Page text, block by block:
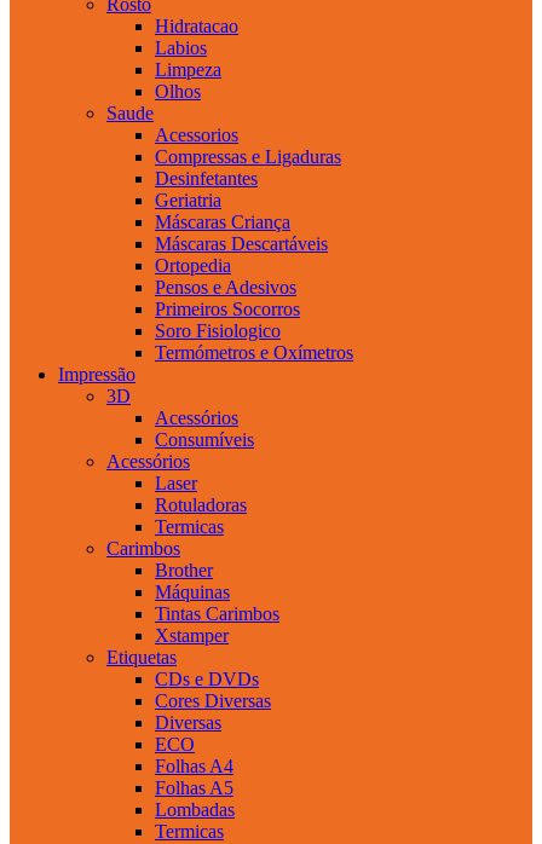
Hidratacao
Labios
Limpeza
Olhos
Saude
Acessorios
Compressas e Ligaduras
Desinfetantes
Geriatria
Máscaras Criança
Máscaras Descartáveis
Ortopedia
Pensos e Adesivos
Primeiros Socorros
Soro Fisiologico
Termómetros e Oxímetros
Impressão
3D
Acessórios
Consumíveis
Acessórios
Laser
Rotuladoras
Termicas
Carimbos
Brother
Máquinas
Tintas Carimbos
Xstamper
Etiquetas
CDs e DVDs
Cores Diversas
Diversas
ECO
Folhas A4
Folhas A5
Lombadas
Termicas